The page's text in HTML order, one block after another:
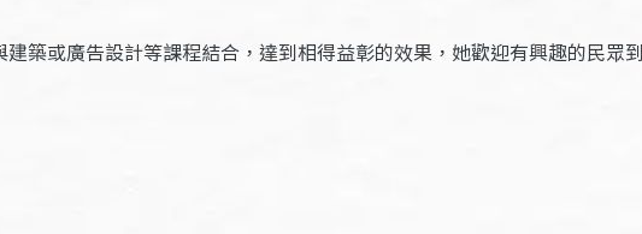
築或廣告設計等課程結合，達到相得益彰的效果，她歡迎有興趣的民眾